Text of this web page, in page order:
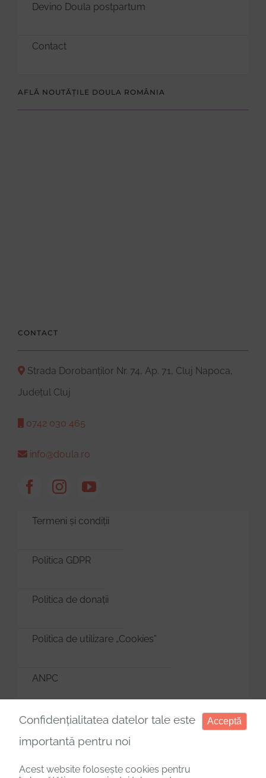
Devino Doula postpartum
Contact
AFLĂ NOUTĂȚILE DOULA ROMÂNIA
CONTACT
Strada Dorobanților Nr. 74, Ap. 71, Cluj Napoca,
Județul Cluj
0742 030 465
info@doula.ro
Termeni și condiții
Politica GDPR
Politica de donații
Politica de utilizare „Cookies”
ANPC
Manager de cookies
Confidențialitatea datelor tale este
importantă pentru noi
Acest website folosește cookies pentru
Acceptă